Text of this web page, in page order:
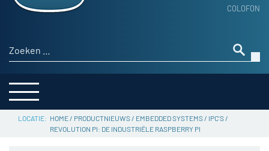
COLOFON
Zoeken naar:
ACHTERGROND
THEMA’S
SERVICE
HOME/ PRODUCTNIEUWS/ EMBEDDED SYSTEMS/ IPC'S/
REVOLUTION PI: DE INDUSTRIËLE RASPBERRY PI